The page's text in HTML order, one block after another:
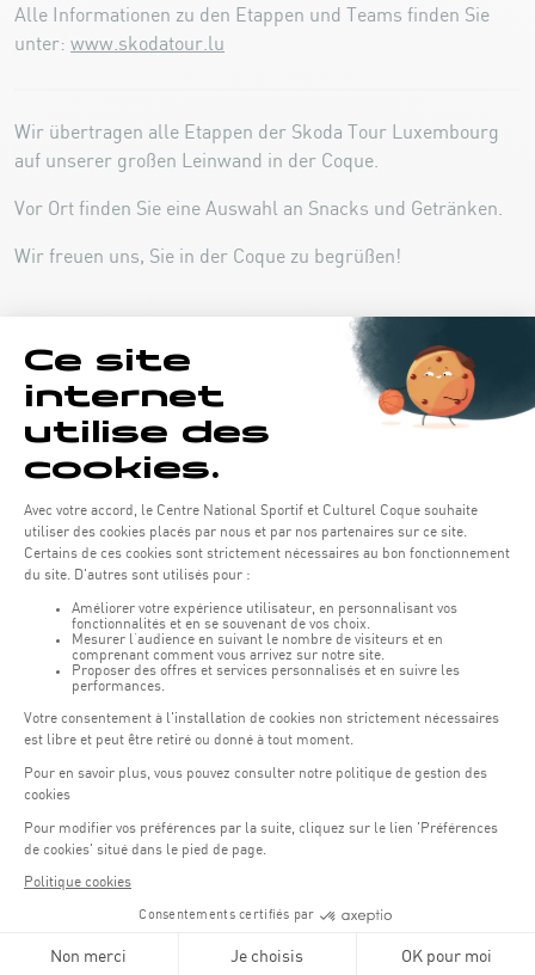
Alle Informationen zu den Etappen und Teams finden Sie
unter: www.skodatour.lu
Wir übertragen alle Etappen der Skoda Tour Luxembourg
auf unserer großen Leinwand in der Coque.
Vor Ort finden Sie eine Auswahl an Snacks und Getränken.
Wir freuen uns, Sie in der Coque zu begrüßen!
Öffnungszeiten von the Coque:
Montag - Freitag : 06:30 - 22:00 Uhr
Remember to check the opening hours of each activity.
Zugriff:
COQUE • 2, rue Léon Hengen, Luxembourg (L-1745)